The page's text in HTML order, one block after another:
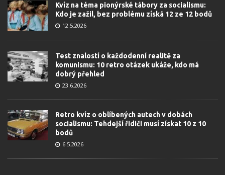
Kvíz na téma pionýrské tábory za socialismu:
Kdo je zažil, bez problému získá 12 ze 12 bodů
12.5.2026
Test znalostí o každodenní realitě za
komunismu: 10 retro otázek ukáže, kdo má
dobrý přehled
23.6.2026
Retro kvíz o oblíbených autech v dobách
socialismu: Tehdejší řidiči musí získat 10 z 10
bodů
6.5.2026